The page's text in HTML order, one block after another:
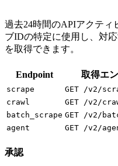
過去24時間のAPIアクティ
ブIDの特定に使用し、対
を取得できます。
Endpoint 取得エ
scrape
GET /v2/
crawl
GET /v2/
batch_scrape GET /v2/
agent
GET /v2/
承認